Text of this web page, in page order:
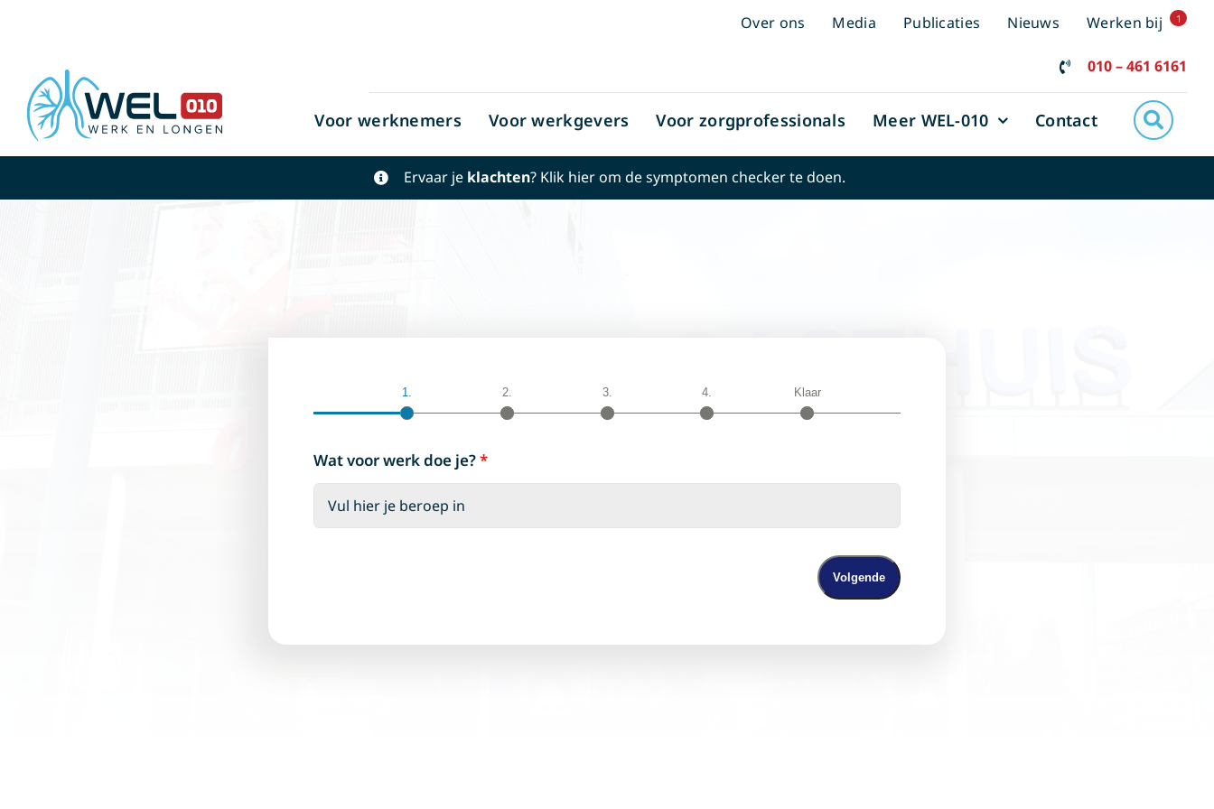
Over ons Media Publicaties Nieuws Werken bij 1
010 – 461 6161
Voor werknemers Voor werkgevers Voor zorgprofessionals Meer WEL-010 Contact
Ervaar je klachten? Klik hier om desymptomen checkerte doen.
1. 2. 3. 4. Klaar
Wat voor werk doe je?*
Volgende